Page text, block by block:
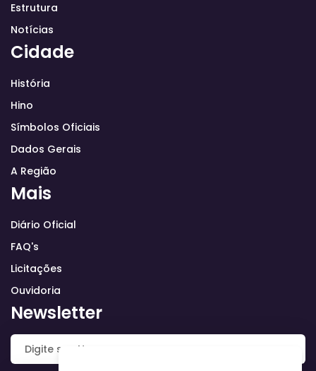
Estrutura
Notícias
Cidade
História
Hino
Símbolos Oficiais
Dados Gerais
A Região
Mais
Diário Oficial
FAQ's
Licitações
Ouvidoria
Newsletter